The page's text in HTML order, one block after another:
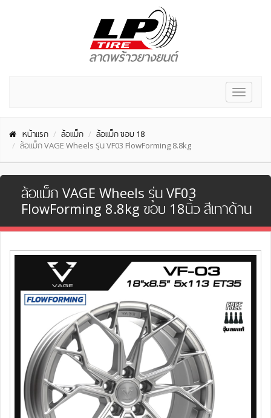
Toggle
หน้าแรก ล้อแม็ก
ล้อแม็ก ขอบ 18
ล้อแม็ก VAGE Wheels รุ่น VF03 FlowForming 8.8kg
ล้อแม็ก VAGE Wheels รุ่น VF03
FlowForming 8.8kg ขอบ 18นิ้ว สีเทาด้าน